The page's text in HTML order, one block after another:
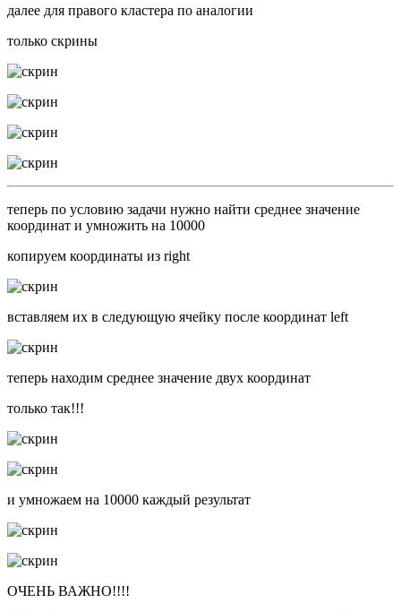
далее для правого кластера по аналогии
только скрины
теперь по условию задачи нужно найти среднее значение
координат и умножить на 10000
копируем координаты из right
вставляем их в следующую ячейку после координат left
теперь находим среднее значение двух координат
только так!!!
и умножаем на 10000 каждый результат
ОЧЕНЬ ВАЖНО!!!!